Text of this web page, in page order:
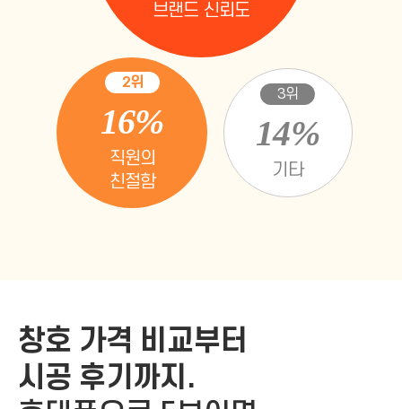
브랜드 신뢰도
2위
16%
직원의
친절함
3위
14%
기타
창호 가격 비교부터
시공 후기까지.